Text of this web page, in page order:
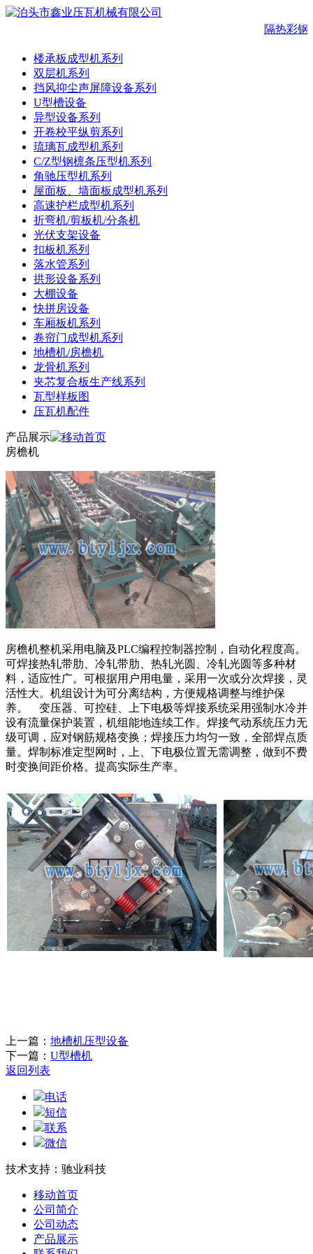
隔热彩钢
楼承板成型机系列
双层机系列
挡风抑尘声屏障设备系列
U型槽设备
异型设备系列
开卷校平纵剪系列
琉璃瓦成型机系列
C/Z型钢檩条压型机系列
角驰压型机系列
屋面板、墙面板成型机系列
高速护栏成型机系列
折弯机/剪板机/分条机
光伏支架设备
扣板机系列
落水管系列
拱形设备系列
大棚设备
快拼房设备
车厢板机系列
卷帘门成型机系列
地槽机/房檐机
龙骨机系列
夹芯复合板生产线系列
瓦型样板图
压瓦机配件
产品展示
房檐机
房檐机整机采用电脑及PLC编程控制器控制，自动化程度高。
可焊接热轧带肋、冷轧带肋、热轧光圆、冷轧光圆等多种材
料，适应性广。可根据用户用电量，采用一次或分次焊接，灵
活性大。机组设计为可分离结构，方便规格调整与维护保
养。 变压器、可控硅、上下电极等焊接系统采用强制水冷并
设有流量保护装置，机组能地连续工作。焊接气动系统压力无
级可调，应对钢筋规格变换；焊接压力均匀一致，全部焊点质
量。焊制标准定型网时，上、下电极位置无需调整，做到不费
时变换间距价格。提高实际生产率。
上一篇： 地槽机压型设备
下一篇： U型槽机
返回列表
电话
短信
联系
微信
技术支持：驰业科技
移动首页
公司简介
公司动态
产品展示